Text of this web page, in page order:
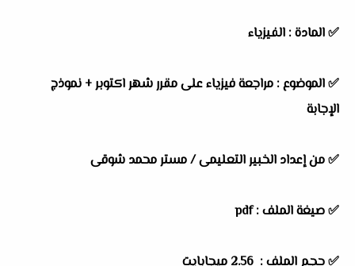
✅ المادة : الفيزياء
✅ الموضوع : مراجعة فيزياء على مقرر شهر اكتوبر + نموذج
الإجابة
✅ من إعداد الخبير التعليمى /مستر محمد شوقى
✅ صيغة الملف : pdf